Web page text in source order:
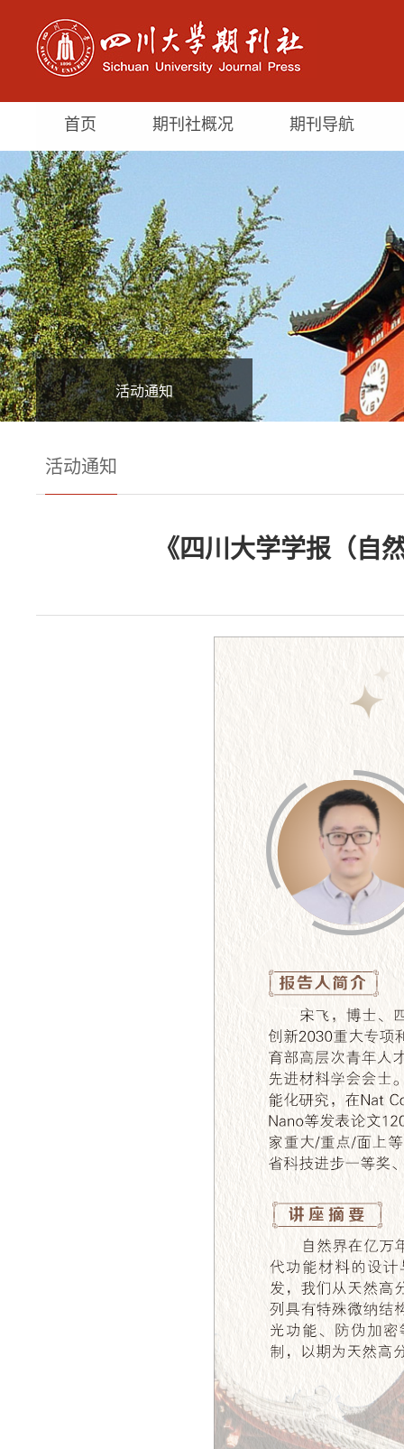
首页 期刊社概况 期刊导航
活动通知
活动通知
《四川大学学报（自